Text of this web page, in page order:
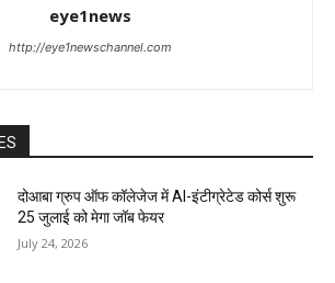
eye1news
http://eye1newschannel.com
दोआबा ग्रुप ऑफ कॉलेजेज में AI-इंटीग्रेटेड कोर्स शुरू
25 जुलाई को मेगा जॉब फेयर
July 24, 2026